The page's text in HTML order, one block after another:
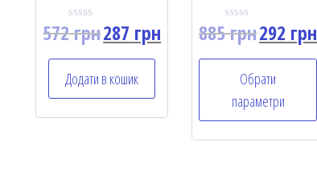
R
d
0
o
u
572грн287 грн
Додати в кошик
R
a
o
885грн292 грн
Обрати
параметри